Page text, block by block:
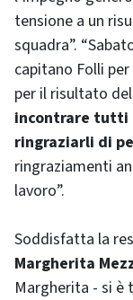
tensione a un
squadra”.
capitano Folli
per il risultato
incontrare tutti
ringraziarli di
ringraziamenti
lavoro”.
Soddisfatta la
Margherita
Margherita - si è